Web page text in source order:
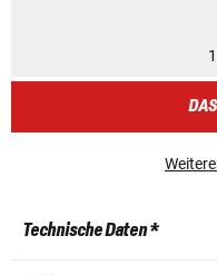
Technische Daten *